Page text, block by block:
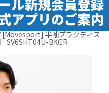
[Movesport] 半袖プラクティス
SV6SHT04U-BKGR